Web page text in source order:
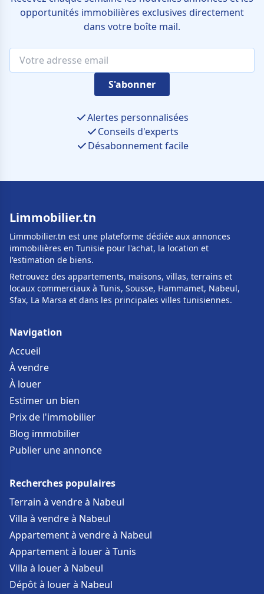
opportunités immobilières exclusives directement
dans votre boîte mail.
S'abonner
Alertes personnalisées
Conseils d'experts
Désabonnement facile
Limmobilier.tn
Limmobilier.tn est une plateforme dédiée aux annonces
immobilières en Tunisie pour l'achat, la location et
l'estimation de biens.
Retrouvez des appartements, maisons, villas, terrains et
locaux commerciaux à Tunis, Sousse, Hammamet, Nabeul,
Sfax, La Marsa et dans les principales villes tunisiennes.
Navigation
Accueil
À vendre
À louer
Estimer un bien
Prix de l'immobilier
Blog immobilier
Publier une annonce
Recherches populaires
Terrain à vendre à Nabeul
Villa à vendre à Nabeul
Appartement à vendre à Nabeul
Appartement à louer à Tunis
Villa à louer à Nabeul
Dépôt à louer à Nabeul